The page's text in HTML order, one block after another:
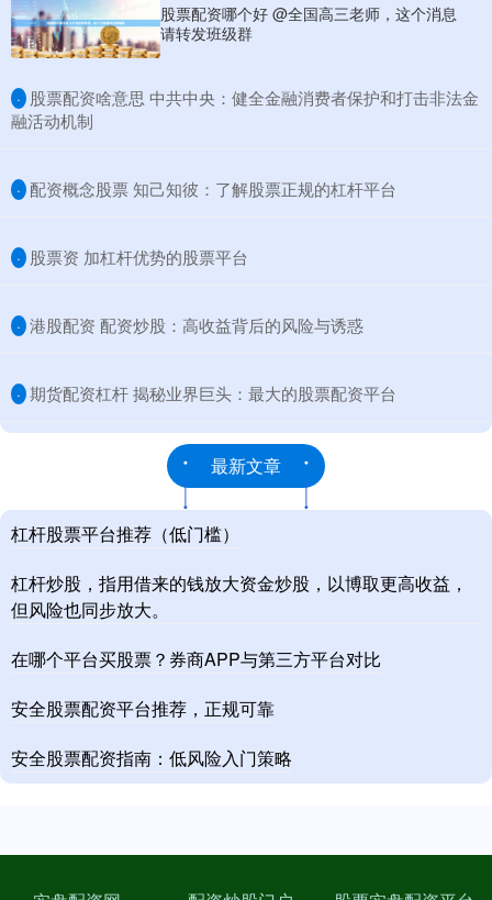
股票配资哪个好 @全国高三老师，这个消息
请转发班级群
· ​股票配资啥意思 中共中央：健全金融消费者保护和打击非法金
融活动机制
· ​配资概念股票 知己知彼：了解股票正规的杠杆平台
· ​股票资 加杠杆优势的股票平台
· ​港股配资 配资炒股：高收益背后的风险与诱惑
· ​期货配资杠杆 揭秘业界巨头：最大的股票配资平台
最新文章
杠杆股票平台推荐（低门槛）
杠杆炒股，指用借来的钱放大资金炒股，以博取更高收益，
但风险也同步放大。
在哪个平台买股票？券商APP与第三方平台对比
安全股票配资平台推荐，正规可靠
安全股票配资指南：低风险入门策略